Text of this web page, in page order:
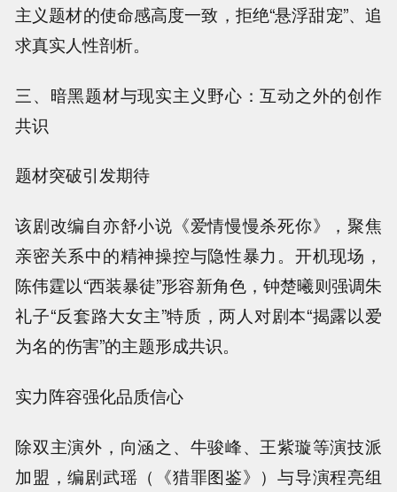
主义题材的使命感高度一致，拒绝“悬浮甜宠”、追
求真实人性剖析。
三、暗黑题材与现实主义野心：互动之外的创作
共识
题材突破引发期待
该剧改编自亦舒小说《爱情慢慢杀死你》，聚焦
亲密关系中的精神操控与隐性暴力。开机现场，
陈伟霆以“西装暴徒”形容新角色，钟楚曦则强调朱
礼子“反套路大女主”特质，两人对剧本“揭露以爱
为名的伤害”的主题形成共识。
实力阵容强化品质信心
除双主演外，向涵之、牛骏峰、王紫璇等演技派
加盟，编剧武瑶（《猎罪图鉴》）与导演程亮组